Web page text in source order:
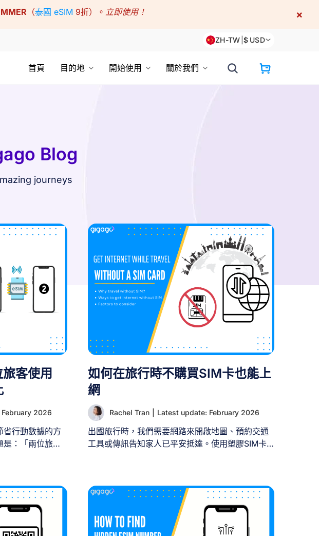
（泰國 eSIM 9折）。 立即使用！ ×
ZH-TW |$ USD
首頁 目的地 開始使用 關於我們
Blog
journeys
客使用
2026
省行動數據的方
：「兩位旅客
無法共享，並
代方案。 一、
否，一張
上使用。每張
如何在旅行時不購買SIM卡也能上
網
Rachel Tran Latest update: February 2026
出國旅行時，我們需要網路來開啟地圖、預約交通
工具或傳訊告知家人已平安抵達。使用塑膠SIM卡
為何出國旅行不該攜帶SIM卡？ 選擇無SIM卡旅行
的理由眾多，其中最顯著的三點是： 1. 跳過機場排
隊與語言障礙 購買並啟用實體SIM卡過程繁瑣耗
時，尤其在機場SIM卡專櫃購買時，現場人潮擁擠